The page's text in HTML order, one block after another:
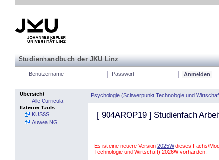
Studienhandbuch der JKU Linz
Benutzername Passwort
Übersicht
Alle Curricula
Externe Tools
KUSSS
Auwea NG
Psychologie (Schwerpunkt Technologie und
[ 904AROP19 ] Studienfach
Es ist eine neuere Version 2025Wdieses Fachs/
Technologie und Wirtschaft) 2026W vorhanden.